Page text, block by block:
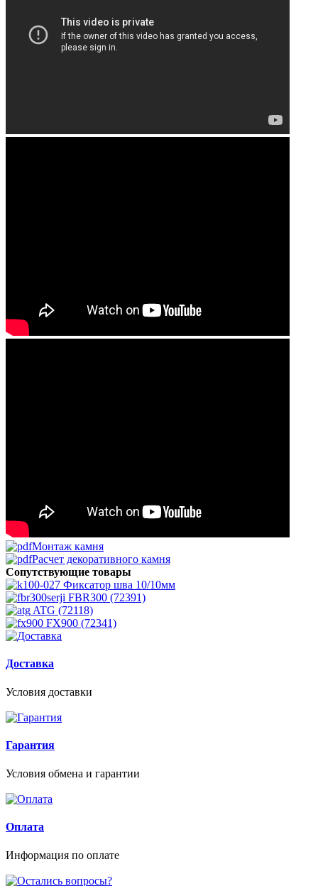
Монтаж камня
Расчет декоративного камня
Сопутствующие товары
Фиксатор шва 10/10мм
FBR300 (72391)
ATG (72118)
FX900 (72341)
Доставка
Условия доставки
Гарантия
Условия обмена и гарантии
Оплата
Информация по оплате